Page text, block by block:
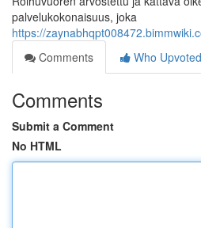
palvelukokonaisuus, joka
https://
Comments
Who Upvoted
Comments
Submit a Comment
No HTML